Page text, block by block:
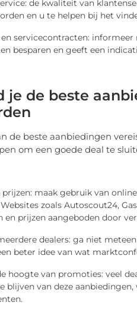
de kwaliteit van
en u te helpen bij het
servicecontracten:
besparen en geeft een
je de beste
de beste aanbiedingen
om een goede deal te
prijzen: maak gebruik van
zoals Autoscout24,
en prijzen aangeboden door
dealers: ga niet
beter idee van wat
hoogte van promoties: veel
blijven van deze